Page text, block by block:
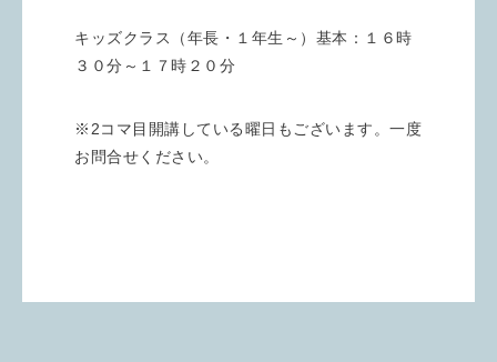
キッズクラス（年長・１年生～）基本：１６時
３０分～１７時２０分
※2コマ目開講している曜日もございます。一度
お問合せください。